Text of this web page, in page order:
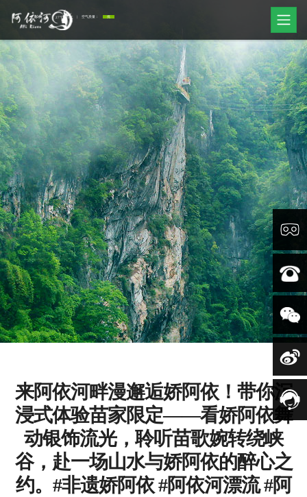
来阿依河畔漫邂逅娇阿依！带你沉
浸式体验苗家限定——看娇阿依舞
动银饰流光，聆听苗歌婉转绕峡
谷，赴一场山水与娇阿依的醉心之
约。#非遗娇阿依 #阿依河漂流 #阿